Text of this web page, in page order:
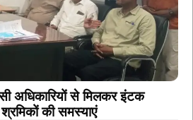
अधिकारियों से मिलकर इंटक
की समस्याएं